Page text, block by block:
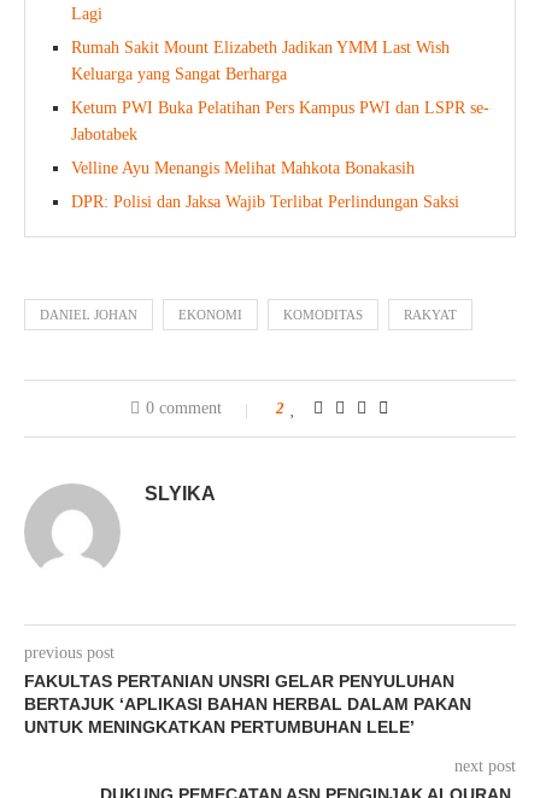
Lagi
Rumah Sakit Mount Elizabeth Jadikan YMM Last Wish
Keluarga yang Sangat Berharga
Ketum PWI Buka Pelatihan Pers Kampus PWI dan LSPR se-
Jabotabek
Velline Ayu Menangis Melihat Mahkota Bonakasih
DPR: Polisi dan Jaksa Wajib Terlibat Perlindungan Saksi
DANIEL JOHAN EKONOMI KOMODITAS RAKYAT
0 comment 2
SLYIKA
previous post
FAKULTAS PERTANIAN UNSRI GELAR PENYULUHAN
BERTAJUK ‘APLIKASI BAHAN HERBAL DALAM PAKAN
UNTUK MENINGKATKAN PERTUMBUHAN LELE’
next post